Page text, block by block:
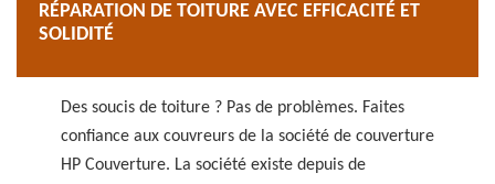
RÉPARATION DE TOITURE AVEC EFFICACITÉ ET
SOLIDITÉ
Des soucis de toiture ? Pas de problèmes. Faites
confiance aux couvreurs de la société de couverture
HP Couverture. La société existe depuis de